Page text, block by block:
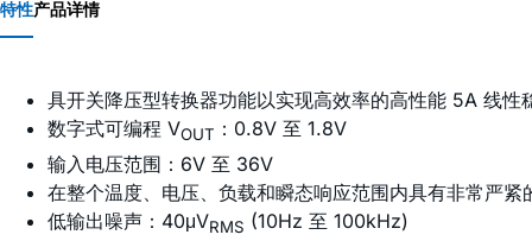
特性产品详情
具开关降压型转换器功能以实现高效率的高性能 5A 线性
数字式可编程 VOUT ：0.8V 至 1.8V
输入电压范围：6V 至 36V
在整个温度、电压、负载和瞬态响应范围内具有非常严紧
低输出噪声：40μVRMS (10Hz 至 100kHz)